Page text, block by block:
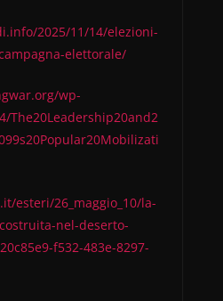
2025/11/14/elezioni-
elettorale/
wp-
The20Leadership20and2
esteri/26_maggio_10/la-
nel-deserto-
f532-483e-8297-